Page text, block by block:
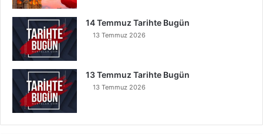
14 Temmuz Tarihte Bugün
13 Temmuz 2026
13 Temmuz Tarihte Bugün
13 Temmuz 2026